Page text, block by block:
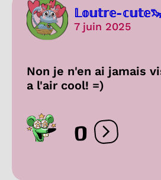
𝕃𝕠𝕦𝕥𝕣𝕖-
7 juin 2025
Non je n'en ai jamais
a l'air cool! =)
0 Ouvrir les